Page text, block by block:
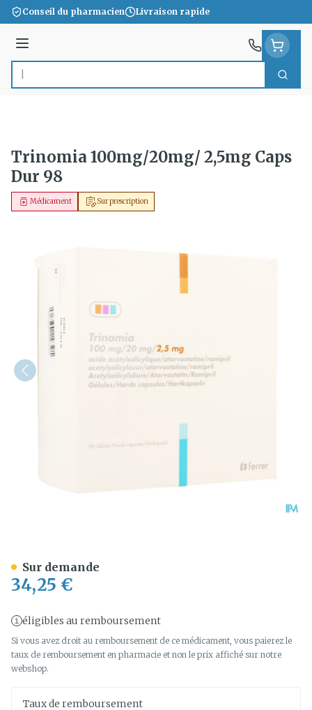
Aller au contenu
Conseil du pharmacien Livraison rapide
Menu
Rechercher
Trinomia 100mg/20mg/ 2,5mg Caps
Dur 98
Sur prescription
Médicament
34,25 €
éligibles au remboursement
Si vous avez droit au remboursement de ce médicament, vous paierez le
taux de remboursement en pharmacie et non le prix affiché sur notre
webshop.
Taux de remboursement
Sur demande